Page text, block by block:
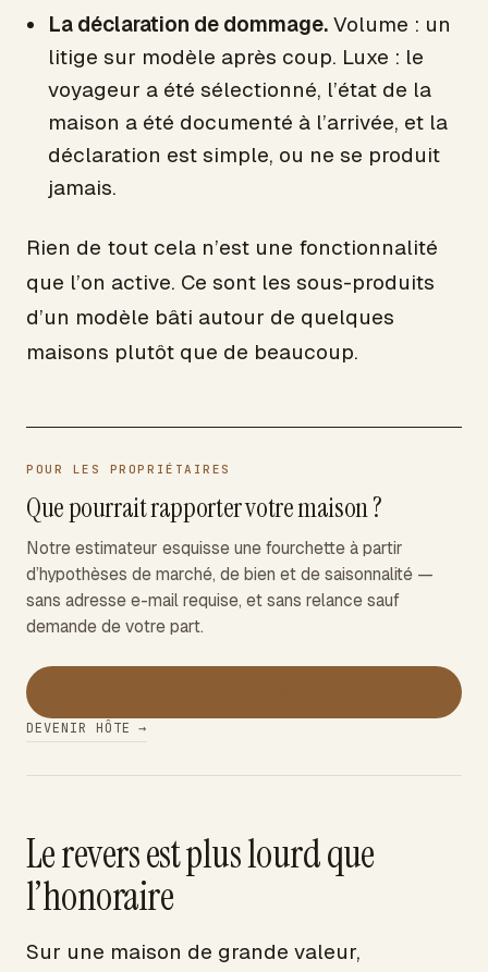
La déclaration de dommage. Volume : un
litige sur modèle après coup. Luxe : le
voyageur a été sélectionné, l’état de la
maison a été documenté à l’arrivée, et la
déclaration est simple, ou ne se produit
jamais.
Rien de tout cela n’est une fonctionnalité
que l’on active. Ce sont les sous-produits
d’un modèle bâti autour de quelques
maisons plutôt que de beaucoup.
POUR LES PROPRIÉTAIRES
Que pourrait rapporter votre maison ?
Notre estimateur esquisse une fourchette à partir
d’hypothèses de marché, de bien et de saisonnalité —
sans adresse e-mail requise, et sans relance sauf
demande de votre part.
DEVENIR HÔTE →
Le revers est plus lourd que
l’honoraire
Sur une maison de grande valeur,